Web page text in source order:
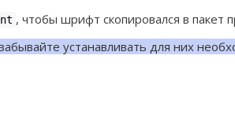
, чтобы шрифт скопировался в пакет
устанавливать для них